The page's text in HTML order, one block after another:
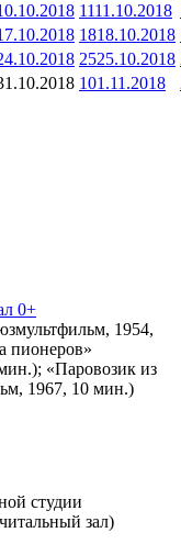
1111.10.2018
1818.10.2018
2525.10.2018
101.11.2018
0+
1954,
пионеров»
«Паровозик из
1967, 10 мин.)
студии
зал)